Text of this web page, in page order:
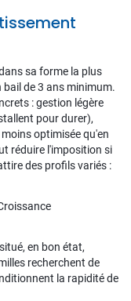
sa forme la plus
de 3 ans minimum.
: gestion légère
pour durer),
optimisée qu'en
réduire l'imposition si
des profils variés :
en bon état,
recherchent de
la rapidité de